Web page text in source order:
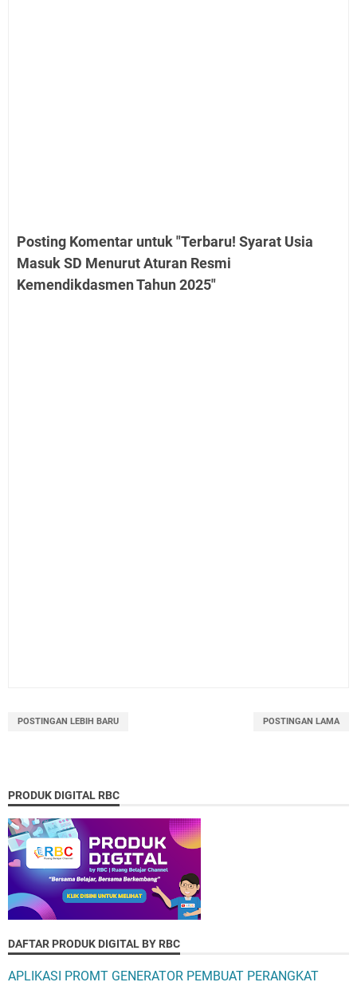
Posting Komentar untuk "Terbaru! Syarat Usia
Masuk SD Menurut Aturan Resmi
Kemendikdasmen Tahun 2025"
POSTINGAN LEBIH BARU POSTINGAN LAMA
PRODUK DIGITAL RBC
DAFTAR PRODUK DIGITAL BY RBC
APLIKASI PROMT GENERATOR PEMBUAT PERANGKAT